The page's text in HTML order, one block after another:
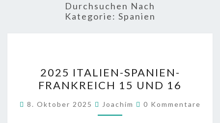
Durchsuchen Nach
Kategorie: Spanien
ITALIEN-
SPANIEN-
FRANKREICH
15
2025 ITALIEN-SPANIEN-
FRANKREICH 15 UND 16
8. Oktober 2025 Joachim Kommentare
0 Kommentare